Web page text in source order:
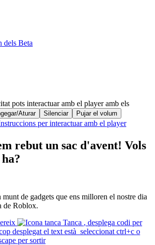
dels Beta
pots interactuar amb el player amb els
Aturar Silenciar
Pujar el volum
per interactuar amb el player
rebut un sac d'avent! Vols
de gadgets que ens milloren el nostre dia
de Roblox.
Tanca , desplega codi per
desplegat el text està seleccionat ctrl+c o
per sortir